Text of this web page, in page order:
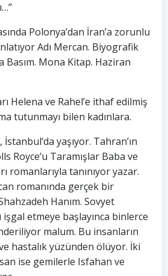
Polonya’dan İran’a zorunlu
Adı Mercan. Biyografik
Mona Kitap. Haziran
Helena ve Rahel’e ithaf edilmiş
tutunmayı bilen kadınlara.
yaşıyor. Tahran’ın
Royce’u Taramışlar Baba ve
romanlarıyla tanınıyor yazar.
romanında gerçek bir
Hanım. Sovyet
işgal etmeye başlayınca binlerce
malum. Bu insanların
hastalık yüzünden ölüyor. İki
ise gemilerle Isfahan ve